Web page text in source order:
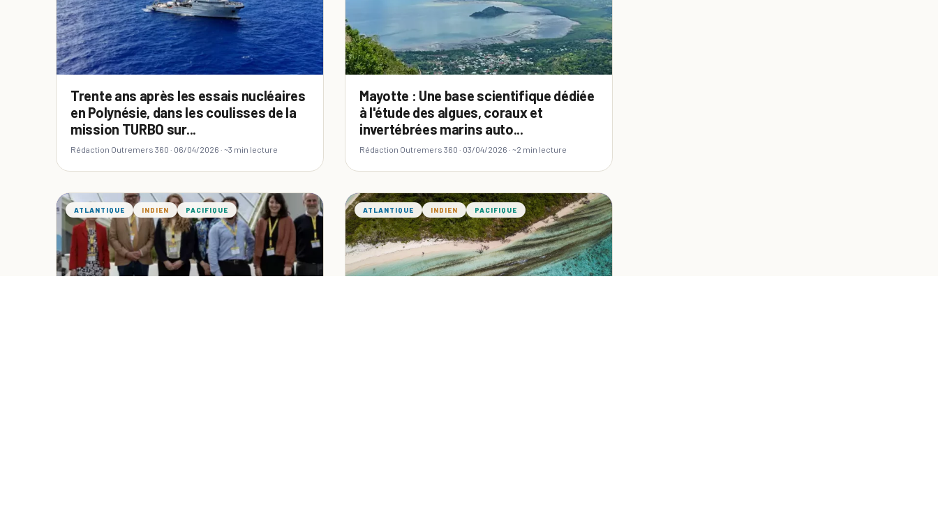
Trente ans après les essais nucléaires
en Polynésie, dans les coulisses de la
mission TURBO sur...
Rédaction Outremers 360 · 06/04/2026 · ~3 min lecture
Mayotte : Une base scientifique dédiée
à l'étude des algues, coraux et
invertébrées marins auto...
Rédaction Outremers 360 · 03/04/2026 · ~2 min lecture
ATLANTIQUE INDIEN PACIFIQUE ATLANTIQUE INDIEN PACIFIQUE